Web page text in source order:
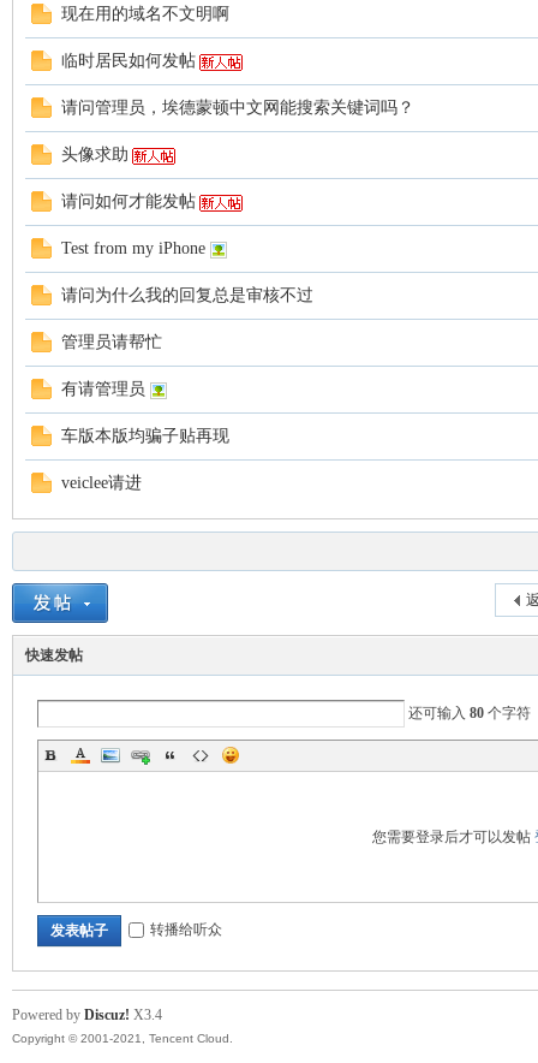
nto
现在用的域名不文明啊
临时居民如何发帖
请问管理员，埃德蒙顿中文网能搜索关键词吗？
头像求助
请问如何才能发帖
Test from my iPhone
请问为什么我的回复总是审核不过
管理员请帮忙
有请管理员
车版本版均骗子贴再现
veiclee请进
快速发帖
还可输入 80 个字符
您需要登录后才可以发帖
发表帖子 转播给听众
Powered by Discuz! X3.4
Copyright © 2001-2021, Tencent Cloud.